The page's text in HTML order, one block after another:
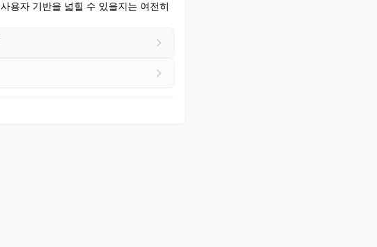
용자 기반을 넓힐 수 있을지는 여전히